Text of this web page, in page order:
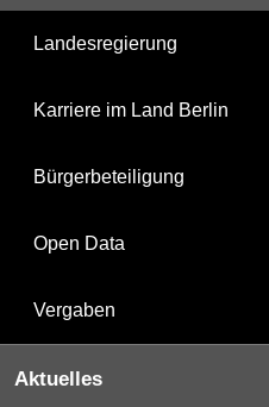
Landesregierung
Karriere im Land Berlin
Bürgerbeteiligung
Open Data
Vergaben
Aktuelles